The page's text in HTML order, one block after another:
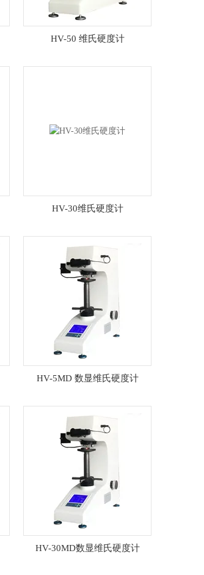
HV-50 维氏硬度计
HV-30维氏硬度计
HV-5MD 数显维氏硬度计
HV-30MD数显维氏硬度计